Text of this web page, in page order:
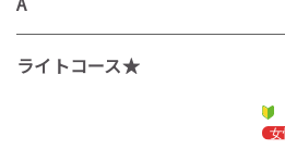
ライトコース★